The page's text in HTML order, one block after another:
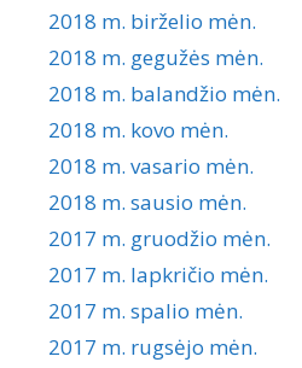
2018 m. birželio mėn.
2018 m. gegužės mėn.
2018 m. balandžio mėn.
2018 m. kovo mėn.
2018 m. vasario mėn.
2018 m. sausio mėn.
2017 m. gruodžio mėn.
2017 m. lapkričio mėn.
2017 m. spalio mėn.
2017 m. rugsėjo mėn.